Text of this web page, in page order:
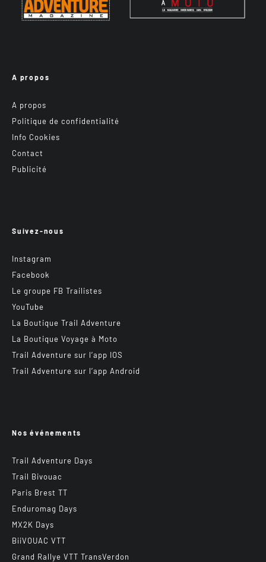
A propos
A propos
Politique de confidentialité
Info Cookies
Contact
Publicité
Suivez-nous
Instagram
Facebook
Le groupe FB Trailistes
YouTube
La Boutique Trail Adventure
La Boutique Voyage à Moto
Trail Adventure sur l’app IOS
Trail Adventure sur l’app Android
Nos événements
Trail Adventure Days
Trail Bivouac
Paris Brest TT
Enduromag Days
MX2K Days
BiiVOUAC VTT
Grand Rallye VTT TransVerdon